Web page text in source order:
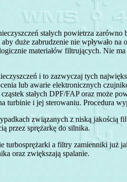
stałych powietrza
duże zabrudzenie nie wpływało
materiałów filtrujących. Nie
i to zazwyczaj tych
lub awarie elektronicznych
stałych DPF/FAP oraz może
turbinie i jej sterowaniu. Procedura
związanych z niską jakością
przez sprężarkę do silnika.
a filtry zamienniki już
oraz zwiększają spalanie.